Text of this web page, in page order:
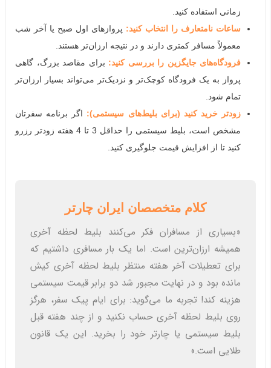
زمانی استفاده کنید.
ساعات نامتعارف را انتخاب کنید: پروازهای اول صبح یا آخر شب
معمولاً مسافر کمتری دارند و در نتیجه ارزان‌تر هستند.
فرودگاه‌های جایگزین را بررسی کنید: برای مقاصد بزرگ، گاهی
پرواز به یک فرودگاه کوچک‌تر و نزدیک‌تر می‌تواند بسیار ارزان‌تر
تمام شود.
زودتر خرید کنید (برای بلیط‌های سیستمی): اگر برنامه سفرتان
مشخص است، بلیط سیستمی را حداقل 3 تا 4 هفته زودتر رزرو
کنید تا از افزایش قیمت جلوگیری کنید.
کلام متخصصان ایران چارتر
«بسیاری از مسافران فکر می‌کنند بلیط لحظه آخری
همیشه ارزان‌ترین است. اما یک بار مسافری داشتیم که
برای تعطیلات آخر هفته منتظر بلیط لحظه آخری کیش
مانده بود و در نهایت مجبور شد دو برابر قیمت سیستمی
هزینه کند! تجربه ما می‌گوید: برای ایام پیک سفر، هرگز
روی بلیط لحظه آخری حساب نکنید و از چند هفته قبل
بلیط سیستمی یا چارتر خود را بخرید. این یک قانون
طلایی است.»